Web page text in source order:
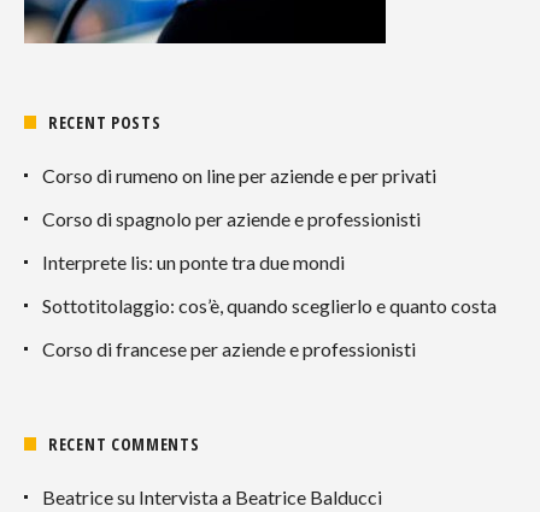
RECENT POSTS
Corso di rumeno on line per aziende e per privati
Corso di spagnolo per aziende e professionisti
Interprete lis: un ponte tra due mondi
Sottotitolaggio: cos’è, quando sceglierlo e quanto costa
Corso di francese per aziende e professionisti
RECENT COMMENTS
Beatricesu Intervista a Beatrice Balducci